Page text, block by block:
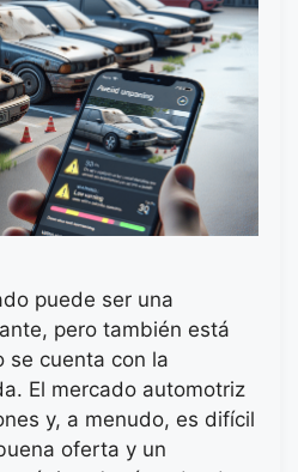
puede ser una
pero también está
se cuenta con la
El mercado automotriz
y, a menudo, es difícil
oferta y un